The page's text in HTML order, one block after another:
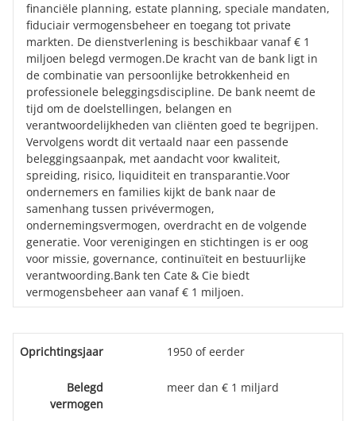
financiële planning, estate planning, speciale mandaten,
fiduciair vermogensbeheer en toegang tot private
markten. De dienstverlening is beschikbaar vanaf € 1
miljoen belegd vermogen.De kracht van de bank ligt in
de combinatie van persoonlijke betrokkenheid en
professionele beleggingsdiscipline. De bank neemt de
tijd om de doelstellingen, belangen en
verantwoordelijkheden van cliënten goed te begrijpen.
Vervolgens wordt dit vertaald naar een passende
beleggingsaanpak, met aandacht voor kwaliteit,
spreiding, risico, liquiditeit en transparantie.Voor
ondernemers en families kijkt de bank naar de
samenhang tussen privévermogen,
ondernemingsvermogen, overdracht en de volgende
generatie. Voor verenigingen en stichtingen is er oog
voor missie, governance, continuïteit en bestuurlijke
verantwoording.Bank ten Cate & Cie biedt
vermogensbeheer aan vanaf € 1 miljoen.
Oprichtingsjaar 1950 of eerder
Belegd
vermogen
meer dan € 1 miljard